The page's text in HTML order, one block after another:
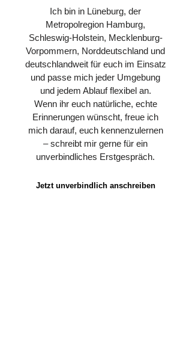
Ich bin in Lüneburg, der
Metropolregion Hamburg,
Schleswig-Holstein, Mecklenburg-
Vorpommern, Norddeutschland und
deutschlandweit für euch im Einsatz
und passe mich jeder Umgebung
und jedem Ablauf flexibel an.
Wenn ihr euch natürliche, echte
Erinnerungen wünscht, freue ich
mich darauf, euch kennenzulernen
– schreibt mir gerne für ein
unverbindliches Erstgespräch.
Jetzt unverbindlich anschreiben